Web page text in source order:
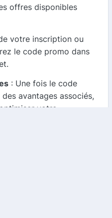
offres disponibles
votre inscription ou
le code promo dans
: Une fois le code
avantages associés,
votre